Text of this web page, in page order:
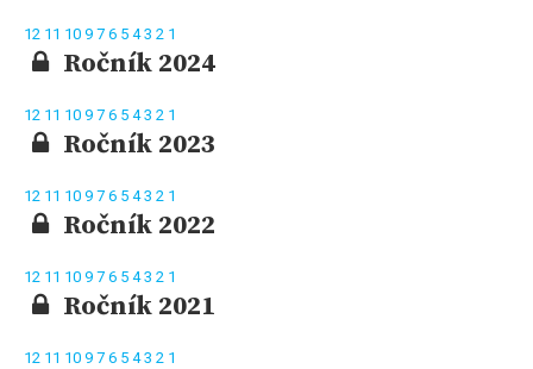
12 11 10 9 7 6 5 43 2 1
Ročník 2024
12 11 10 9 7 6 5 43 2 1
Ročník 2023
12 11 10 9 7 6 5 43 2 1
Ročník 2022
12 11 10 9 7 6 5 43 2 1
Ročník 2021
12 11 10 9 7 6 5 43 2 1